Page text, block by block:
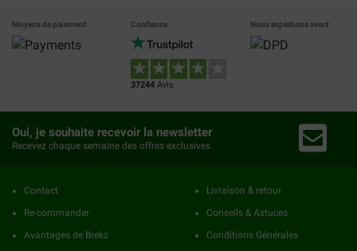
Moyens de paiement Confiance
37244 Avis
Nous expédions avect
Oui, je souhaite recevoir la newsletter
Recevez chaque semaine des offres exclusives
Contact
Re-commander
Avantages de Brekz
Livraison & retour
Conseils & Astuces
Conditions Générales